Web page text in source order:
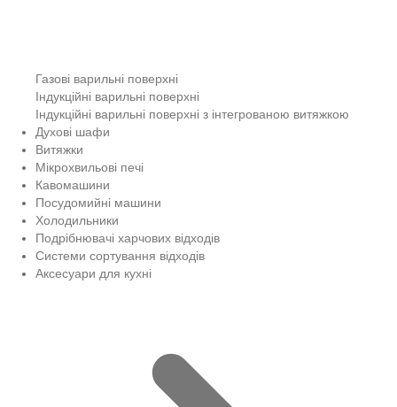
Газові варильні поверхні
Індукційні варильні поверхні
Індукційні варильні поверхні з інтегрованою витяжкою
Духові шафи
Витяжки
Мікрохвильові печі
Кавомашини
Посудомийні машини
Холодильники
Подрібнювачі харчових відходів
Системи сортування відходів
Аксесуари для кухні